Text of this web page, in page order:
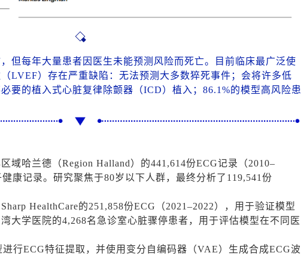
但每年大量患者因医生未能预测风险而死亡。目前临床最广泛使
LVEF）存在严重缺陷：无法预测大多数猝死事件；会将许多低
要的植入式心脏复律除颤器（ICD）植入；86.1%的模型高风险患
域哈兰德（Region Halland）的441,614份ECG记录（2010–
康记录。研究聚焦于80岁以下人群，最终分析了119,541份
HealthCare的251,858份ECG（2021–2022），用于验证模型
学医院的4,268名急诊室心脏骤停患者，用于评估模型在不同医
行ECG特征提取，并使用变分自编码器（VAE）生成合成ECG波